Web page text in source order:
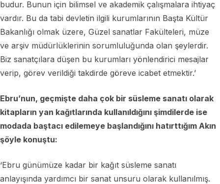
budur. Bunun için bilimsel ve akademik çalışmalara ihtiyaç
vardır. Bu da tabi devletin ilgili kurumlarının Başta Kültür
Bakanlığı olmak üzere, Güzel sanatlar Fakülteleri, müze
ve arşiv müdürlüklerinin sorumluluğunda olan şeylerdir.
Biz sanatçılara düşen bu kurumları yönlendirici mesajlar
verip, görev verildiği takdirde göreve icabet etmektir.’
Ebru’nun, geçmişte daha çok bir süsleme sanatı olarak
kitapların yan kağıtlarında kullanıldığını şimdilerde ise
modada baştacı edilemeye başlandığını hatırttığım Akın
şöyle konuştu:
‘Ebru günümüze kadar bir kağıt süsleme sanatı
anlayışında yardımcı bir sanat unsuru olarak kullanılmış.